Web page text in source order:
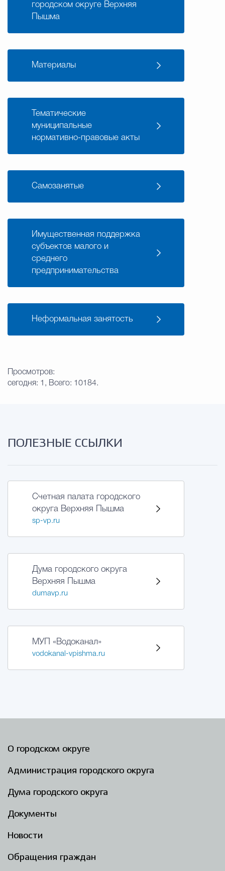
городском округе Верхняя
Пышма
Материалы
Тематические
муниципальные
нормативно-правовые акты
Самозанятые
Имущественная поддержка
субъектов малого и
среднего
предпринимательства
Неформальная занятость
Просмотров:
сегодня: 1, Всего: 10184.
ПОЛЕЗНЫЕ ССЫЛКИ
Счетная палата городского
округа Верхняя Пышма
sp-vp.ru
Дума городского округа
Верхняя Пышма
dumavp.ru
МУП «Водоканал»
vodokanal-vpishma.ru
О городском округе
Администрация городского округа
Дума городского округа
Документы
Новости
Обращения граждан